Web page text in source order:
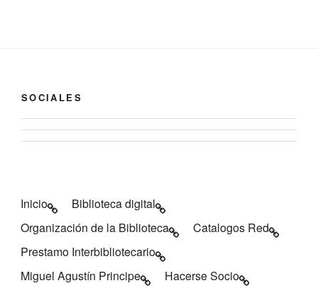
SOCIALES
Ver
de
en
Facebook
Ver
de
Caspe
en
Inicio
Biblioteca digital
Organización de la Biblioteca
Catalogos Red
Prestamo Interbibliotecario
Miguel Agustín Principe
Hacerse Socio